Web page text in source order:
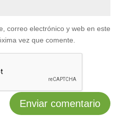
correo electrónico y web en este
vez que comente.